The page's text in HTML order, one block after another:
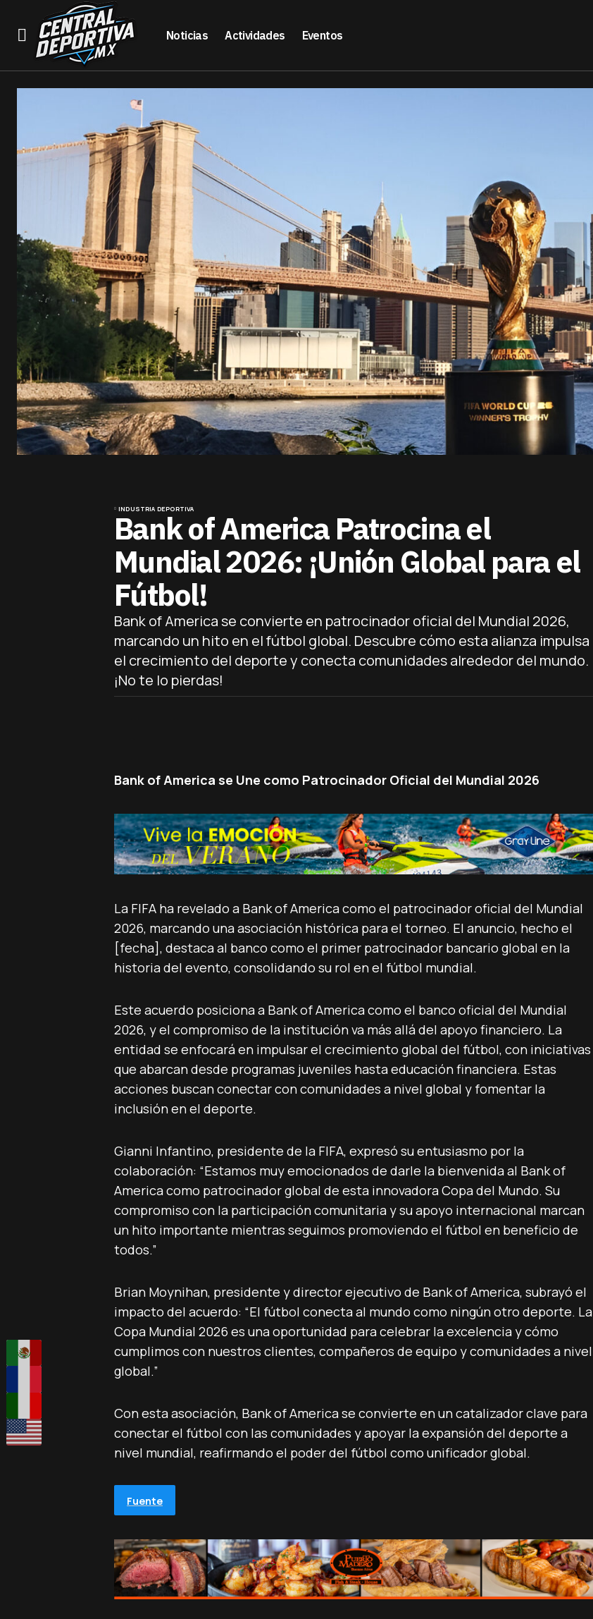
Noticias Actividades Eventos
INDUSTRIA DEPORTIVA
Bank of America Patrocina el
Mundial 2026: ¡Unión Global para el
Fútbol!
Bank of America se convierte en patrocinador oficial del Mundial 2026,
marcando un hito en el fútbol global. Descubre cómo esta alianza impulsa
el crecimiento del deporte y conecta comunidades alrededor del mundo.
¡No te lo pierdas!
Bank of America se Une como Patrocinador Oficial del Mundial 2026
La FIFA ha revelado a Bank of America como el patrocinador oficial del Mundial
2026, marcando una asociación histórica para el torneo. El anuncio, hecho el
[fecha], destaca al banco como el primer patrocinador bancario global en la
historia del evento, consolidando su rol en el fútbol mundial.
Este acuerdo posiciona a Bank of America como el banco oficial del Mundial
2026, y el compromiso de la institución va más allá del apoyo financiero. La
entidad se enfocará en impulsar el crecimiento global del fútbol, con iniciativas
que abarcan desde programas juveniles hasta educación financiera. Estas
acciones buscan conectar con comunidades a nivel global y fomentar la
inclusión en el deporte.
Gianni Infantino, presidente de la FIFA, expresó su entusiasmo por la
colaboración: “Estamos muy emocionados de darle la bienvenida al Bank of
America como patrocinador global de esta innovadora Copa del Mundo. Su
compromiso con la participación comunitaria y su apoyo internacional marcan
un hito importante mientras seguimos promoviendo el fútbol en beneficio de
todos.”
Brian Moynihan, presidente y director ejecutivo de Bank of America, subrayó el
impacto del acuerdo: “El fútbol conecta al mundo como ningún otro deporte. La
Copa Mundial 2026 es una oportunidad para celebrar la excelencia y cómo
cumplimos con nuestros clientes, compañeros de equipo y comunidades a nivel
global.”
Con esta asociación, Bank of America se convierte en un catalizador clave para
conectar el fútbol con las comunidades y apoyar la expansión del deporte a
nivel mundial, reafirmando el poder del fútbol como unificador global.
Fuente